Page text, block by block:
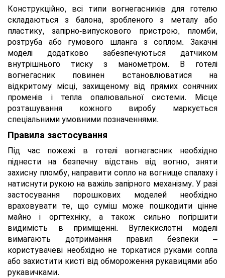
Конструкційно, всі типи вогнегасників для готелю
складаються з балона, зробленого з металу або
пластику, запірно-випускового пристрою, пломби,
розтруба або гумового шланга з соплом. Закачні
моделі додатково забезпечуються датчиком
внутрішнього тиску з манометром. В готелі
вогнегасник повинен встановлюватися на
відкритому місці, захищеному від прямих сонячних
променів і тепла опалювальної системи. Місце
розташування кожного виробу маркується
спеціальними умовними позначеннями.
Правила застосування
Під час пожежі в готелі вогнегасник необхідно
піднести на безпечну відстань від вогню, зняти
захисну пломбу, направити сопло на вогнище спалаху і
натиснути рукою на важіль запірного механізму. У разі
застосування порошкових моделей необхідно
враховувати те, що суміш може пошкодити цінне
майно і оргтехніку, а також сильно погіршити
видимість в приміщенні. Вуглекислотні моделі
вимагають дотримання правил безпеки –
користувачеві необхідно не торкатися руками сопла
або захистити кисті від обмороження рукавицями або
рукавичками.